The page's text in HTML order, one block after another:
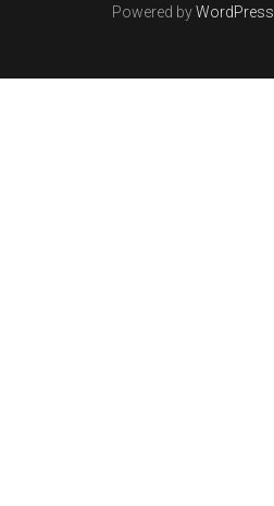
Powered byWordPress